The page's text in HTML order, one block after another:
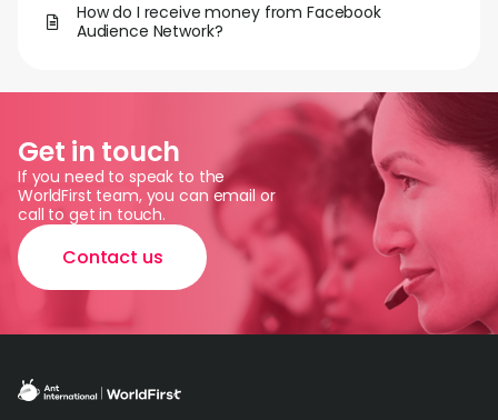
How do I receive money from Facebook
Audience Network?
Get in touch
If you need to speak to the
WorldFirst team, you can email or
call to get in touch.
Contact us